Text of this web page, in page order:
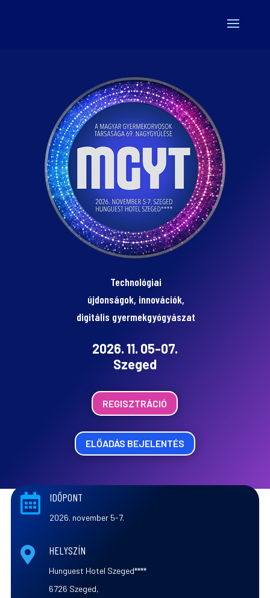
Technológiai
újdonságok, innovációk,
digitális gyermekgyógyászat
2026. 11. 05-07.
Szeged
REGISZTRÁCIÓ
ELŐADÁS BEJELENTÉS
 IDŐPONT
2026. november 5-7.
 HELYSZÍN
Hunguest Hotel Szeged****
6726 Szeged,